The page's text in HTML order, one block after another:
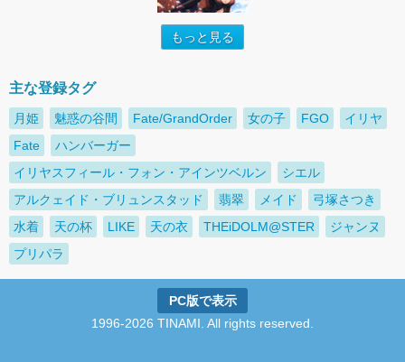
もっと見る
主な登録タグ
月姫 魅惑の谷間 Fate/GrandOrder 女の子 FGO
イリヤ
Fate
ハンバーガー
イリヤスフィール・フォン・アインツベルン
シエル
アルクェイド・ブリュンスタッド
翡翠 メイド
弓塚さつき
水着
天の杯 LIKE 天の衣 THEiDOLM@STER
ジャンヌ
プリパラ
PC版で表示
1996-2026 TINAMI. All rights reserved.